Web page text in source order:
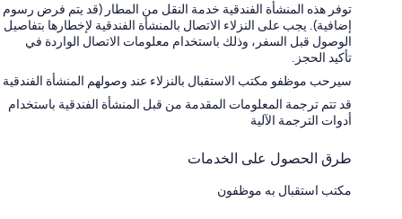
توفر هذه المنشأة الفندقية خدمة النقل من المطار (قد يتم فرض رسوم
إضافية). يجب على النزلاء الاتصال بالمنشأة الفندقية لإخطارها بتفاصيل
الوصول قبل السفر، وذلك باستخدام معلومات الاتصال الواردة في
تأكيد الحجز.
سيرحب موظفو مكتب الاستقبال بالنزلاء عند وصولهم المنشأة الفندقية
قد تتم ترجمة المعلومات المقدمة من قبل المنشأة الفندقية باستخدام
أدوات الترجمة الآلية
طرق الحصول على الخدمات
مكتب استقبال به موظفون